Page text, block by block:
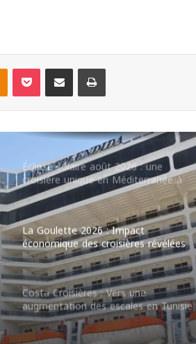
Casablanca: un successo fulminante
MSC Euribia : Nouveautés et Arrivée
à Malte en 2023
Éclipse solaire août 2026 : une
croisière unique en Méditerranée à
partir de 1 279 €
La Goulette 2026 : Impact
économique des croisières révélées
Costa Croisières : Vers une
augmentation des escales en Tunisie